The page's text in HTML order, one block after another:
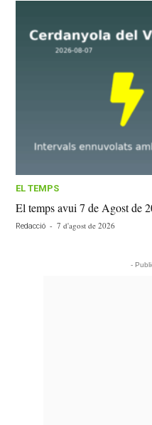
EL TEMPS
El temps avui 7 de Agost de
Redacció - 7 d'agost de 2026
-